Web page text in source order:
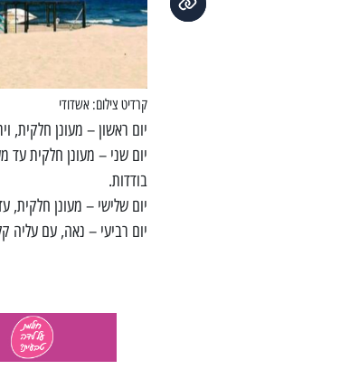
קרדיט צילום: אשדודי
יום ראשון – מעונן חלקית,
יום שני – מעונן חלקית עד
בודדות.
יום שלישי – מעונן חלקית,
יום רביעי – נאה, עם עליה